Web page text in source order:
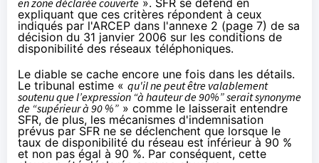
en zone déclarée couverte ». SFR se défend en
expliquant que ces critères répondent à ceux
indiqués par l'ARCEP dans l'annexe 2 (page 7) de sa
décision du 31 janvier 2006 sur les conditions de
disponibilité des réseaux téléphoniques.
Le diable se cache encore une fois dans les détails.
Le tribunal estime « qu'il ne peut être valablement
soutenu que l’expression “à hauteur de 90%” serait synonyme
de “supérieur à 90 %” » comme le laisserait entendre
SFR, de plus, les mécanismes d'indemnisation
prévus par SFR ne se déclenchent que lorsque le
taux de disponibilité du réseau est inférieur à 90 %
et non pas égal à 90 %. Par conséquent, cette